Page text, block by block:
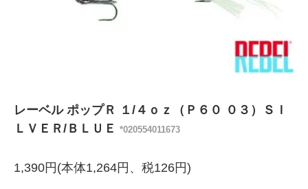
レーベル ポップＲ １/４ｏｚ（Ｐ６０ ０３）ＳＩ
ＬＶＥＲ/ＢＬＵＥ *020554011673
1,390円(本体1,264円、税126円)